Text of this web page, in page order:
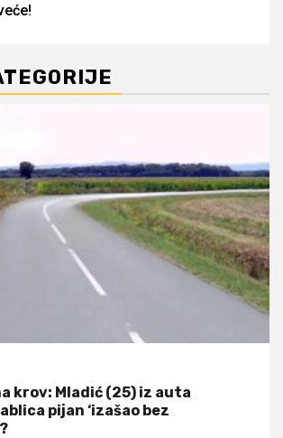
krov: Mladić (25) iz auta
pijan ‘izašao bez